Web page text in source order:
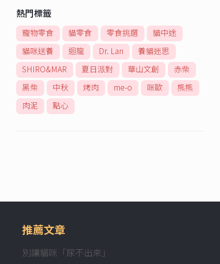
熱門標籤
寵物零食 貓零食 零食挑選
貓中途
貓咪送養
迴龍 Dr. Lan
養貓迷思
SHIRO&MAR
夏日派對 華山文創
赤柴
黑柴
中秋 烤肉 me-o 咪歐
熊熊
肉泥
點心
推薦文章
別讓貓咪「尿不出來」